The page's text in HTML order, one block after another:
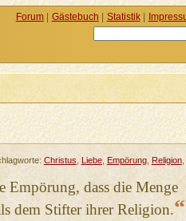
Christus Liebe, Empörung,Religion,
Empörung, dass die Menge
dem Stifter ihrer Religion.“
Forum| Gästebuch | Statistik|